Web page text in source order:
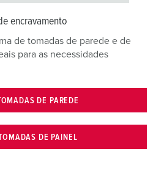
encravamento
de tomadas de parede e de
para as necessidades
DE PAREDE
DE PAINEL